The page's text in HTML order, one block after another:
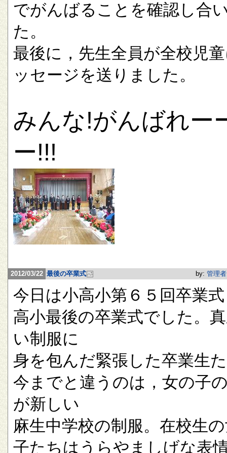
でがんばることを確認し合
た。
最後に，先生全員が全校児
ッセージを送りました。
みんな!がんばれー
ー!!!
2012/03/22 最後の卒業式 by: 管理者
今日は小高小第６５回卒業
高小最後の卒業式でした。
い制服に
身を包んだ緊張した卒業生
今までと違うのは，女の子
が新しい
麻生中学校の制服。在校生
子たちはうらやましげな表